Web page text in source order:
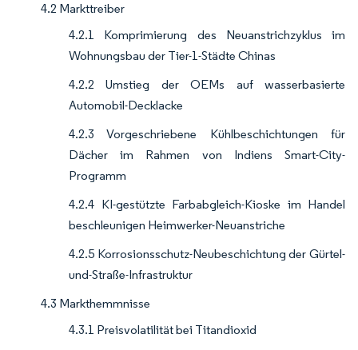
4.2 Markttreiber
4.2.1 Komprimierung des Neuanstrichzyklus im
Wohnungsbau der Tier-1-Städte Chinas
4.2.2 Umstieg der OEMs auf wasserbasierte
Automobil-Decklacke
4.2.3 Vorgeschriebene Kühlbeschichtungen für
Dächer im Rahmen von Indiens Smart-City-
Programm
4.2.4 KI-gestützte Farbabgleich-Kioske im Handel
beschleunigen Heimwerker-Neuanstriche
4.2.5 Korrosionsschutz-Neubeschichtung der Gürtel-
und-Straße-Infrastruktur
4.3 Markthemmnisse
4.3.1 Preisvolatilität bei Titandioxid